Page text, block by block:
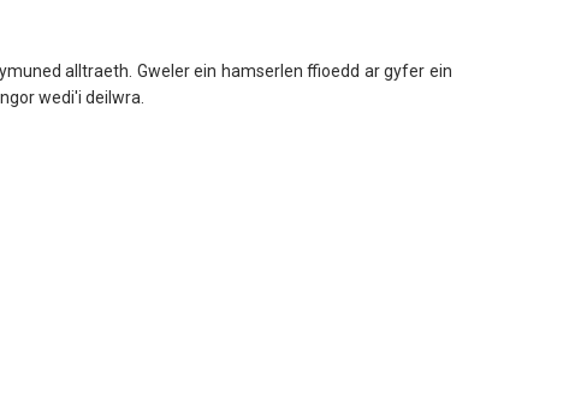
alltraeth. Gweler ein hamserlen ffioedd ar gyfer ein
wedi'i deilwra.